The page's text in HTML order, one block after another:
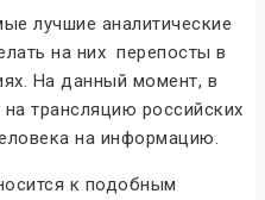
лучшие аналитические
на них перепосты в
На данный момент, в
трансляцию российских
на информацию.
к подобным